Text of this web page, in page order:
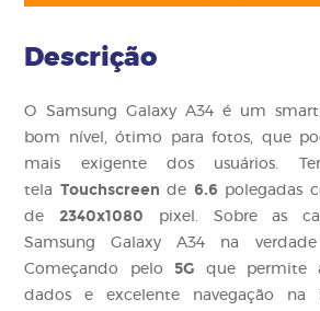
Descrição
O Samsung Galaxy A34 é um
bom nível, ótimo para fotos, que
mais exigente dos usuários.
tela Touchscreen de 6.6 polegadas
de2340x1080 pixel. Sobre as
Samsung Galaxy A34 na
Começando pelo 5G que permite
dados e excelente navegação na